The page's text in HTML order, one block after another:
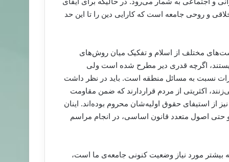
و روحی جامعه است که کارایی دین را تا این حد
مختلف از اسلام و تفکیک میان روش‌های
اگرچه قدری دیر مطرح شده‌ است ولی
نسبت به مسائل منطقه است. باید در نظر داشت
اکثریتی از مردم قراردارند که ضمن مقاومت
از استیفای حقوق اولیه‌شان محروم بوده‌اند. اینان
اصول متعدد قانون اساسی، در انجام مراسم
بیشتر مورد نیاز وضعیت کنونی جامعه‌ی ما است،